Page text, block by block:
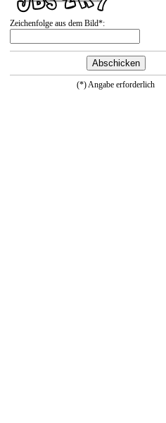
Zeichenfolge aus dem Bild*:
(*) Angabe erforderlich